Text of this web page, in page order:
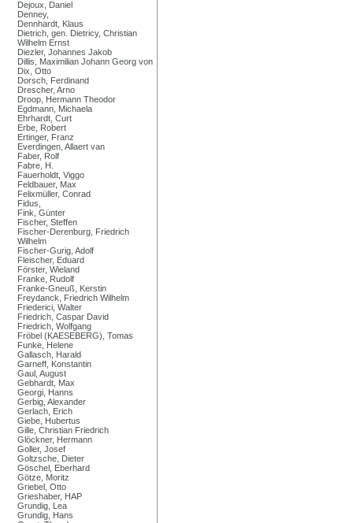
Dejoux, Daniel
Denney,
Dennhardt, Klaus
Dietrich, gen. Dietricy, Christian
Wilhelm Ernst
Diezler, Johannes Jakob
Dillis, Maximilian Johann Georg von
Dix, Otto
Dorsch, Ferdinand
Drescher, Arno
Droop, Hermann Theodor
Egdmann, Michaela
Ehrhardt, Curt
Erbe, Robert
Ertinger, Franz
Everdingen, Allaert van
Faber, Rolf
Fabre, H.
Fauerholdt, Viggo
Feldbauer, Max
Felixmüller, Conrad
Fidus,
Fink, Günter
Fischer, Steffen
Fischer-Derenburg, Friedrich
Wilhelm
Fischer-Gurig, Adolf
Fleischer, Eduard
Förster, Wieland
Franke, Rudolf
Franke-Gneuß, Kerstin
Freydanck, Friedrich Wilhelm
Friederici, Walter
Friedrich, Caspar David
Friedrich, Wolfgang
Fröbel (KAESEBERG), Tomas
Funke, Helene
Gallasch, Harald
Garneff, Konstantin
Gaul, August
Gebhardt, Max
Georgi, Hanns
Gerbig, Alexander
Gerlach, Erich
Giebe, Hubertus
Gille, Christian Friedrich
Glöckner, Hermann
Goller, Josef
Goltzsche, Dieter
Göschel, Eberhard
Götze, Moritz
Griebel, Otto
Grieshaber, HAP
Grundig, Lea
Grundig, Hans